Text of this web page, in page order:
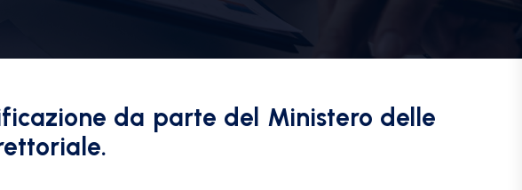
da parte del Ministero delle